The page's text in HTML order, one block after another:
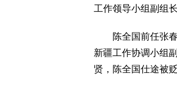
工作领导小组副组
陈全国前任张春
新疆工作协调小组
贤，陈全国仕途被